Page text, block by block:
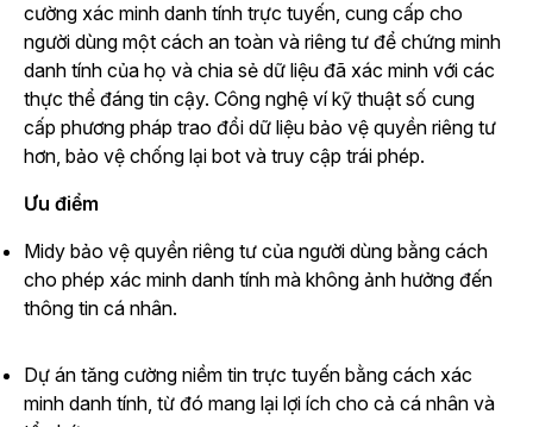
cường xác minh danh tính trực tuyến, cung cấp cho
người dùng một cách an toàn và riêng tư để chứng minh
danh tính của họ và chia sẻ dữ liệu đã xác minh với các
thực thể đáng tin cậy. Công nghệ ví kỹ thuật số cung
cấp phương pháp trao đổi dữ liệu bảo vệ quyền riêng tư
hơn, bảo vệ chống lại bot và truy cập trái phép.
Ưu điểm
Midy bảo vệ quyền riêng tư của người dùng bằng cách
cho phép xác minh danh tính mà không ảnh hưởng đến
thông tin cá nhân.
Dự án tăng cường niềm tin trực tuyến bằng cách xác
minh danh tính, từ đó mang lại lợi ích cho cả cá nhân và